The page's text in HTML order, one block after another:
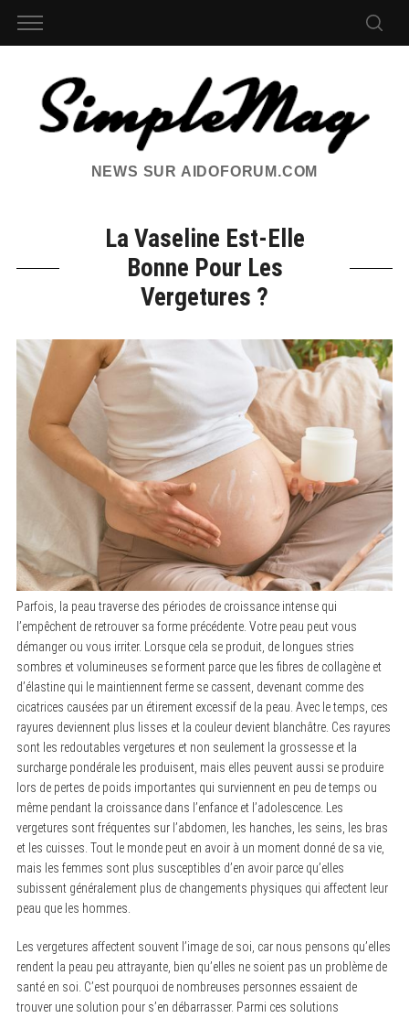
NEWS SUR AIDOFORUM.COM
La Vaseline Est-Elle
Bonne Pour Les
Vergetures ?
Parfois, la peau traverse des périodes de croissance intense qui
l’empêchent de retrouver sa forme précédente. Votre peau peut vous
démanger ou vous irriter. Lorsque cela se produit, de longues stries
sombres et volumineuses se forment parce que les fibres de collagène et
d’élastine qui le maintiennent ferme se cassent, devenant comme des
cicatrices causées par un étirement excessif de la peau. Avec le temps, ces
rayures deviennent plus lisses et la couleur devient blanchâtre. Ces rayures
sont les redoutables vergetures et non seulement la grossesse et la
surcharge pondérale les produisent, mais elles peuvent aussi se produire
lors de pertes de poids importantes qui surviennent en peu de temps ou
même pendant la croissance dans l’enfance et l’adolescence. Les
vergetures sont fréquentes sur l’abdomen, les hanches, les seins, les bras
et les cuisses. Tout le monde peut en avoir à un moment donné de sa vie,
mais les femmes sont plus susceptibles d’en avoir parce qu’elles
subissent généralement plus de changements physiques qui affectent leur
peau que les hommes.
Les vergetures affectent souvent l’image de soi, car nous pensons qu’elles
rendent la peau peu attrayante, bien qu’elles ne soient pas un problème de
santé en soi. C’est pourquoi de nombreuses personnes essaient de
trouver une solution pour s’en débarrasser. Parmi ces solutions